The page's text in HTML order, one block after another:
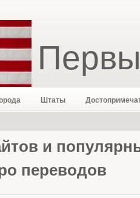
Штаты
и
переводов